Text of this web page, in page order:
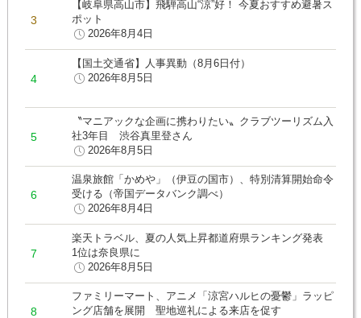
【岐阜県高山市】飛騨高山“涼”好！ 今夏おすすめ避暑ス
ポット
2026年8月4日
【国土交通省】人事異動（8月6日付）
2026年8月5日
〝マニアックな企画に携わりたい〟クラブツーリズム入
社3年目 渋谷真里登さん
2026年8月5日
温泉旅館「かめや」（伊豆の国市）、特別清算開始命令
受ける（帝国データバンク調べ）
2026年8月4日
楽天トラベル、夏の人気上昇都道府県ランキング発表
1位は奈良県に
2026年8月5日
ファミリーマート、アニメ「涼宮ハルヒの憂鬱」ラッピ
ング店舗を展開 聖地巡礼による来店を促す